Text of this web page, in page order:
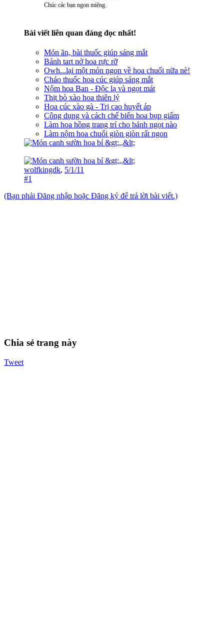
Chúc các bạn ngon miệng.
Bài viết liên quan đáng đọc nhất!
Món ăn, bài thuốc giúp sáng mắt
Bánh tart nở hoa rực rỡ
Owh...lại một món ngon về hoa chuối nữa nè!
Cháo thuốc hoa cúc giúp sáng mắt
Nộm hoa Ban - Độc lạ và ngọt mát
Thịt bò xào hoa thiên lý
Hoa cúc xào gà - Trị cao huyết áp
Công dụng và cách chế biến hoa bụp giấm
Làm hoa hồng trang trí cho bánh ngọt nào
Làm nộm hoa chuối giòn giòn rất ngon
wolfkingdk, 5/1/11
#1
(Bạn phải Đăng nhập hoặc Đăng ký để trả lời bài viết.)
Chia sẻ trang này
Tweet